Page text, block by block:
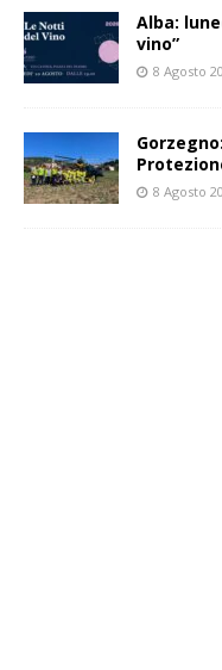
Alba:
vino”
8 Agosto
8 Agosto